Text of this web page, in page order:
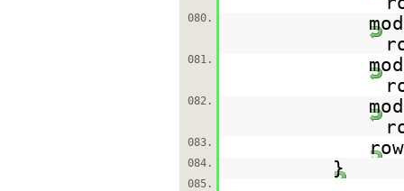
080.
081.
082.
083.
084. }
085.